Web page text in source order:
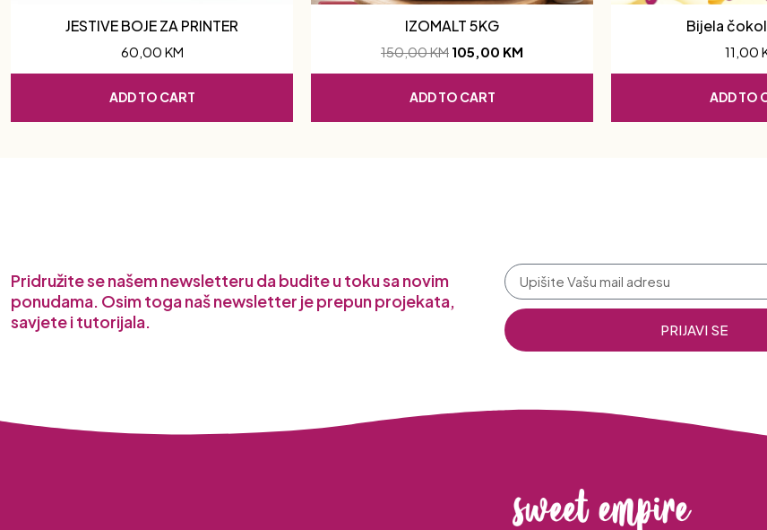
JESTIVE BOJE ZA PRINTER
60,00 KM
ADD TO CART
IZOMALT 5KG
150,00KM 105,00 KM
ADD TO CART
Bijela
11,00
ADD TO
Pridružite se našem newsletteru da budite u toku sa novim
ponudama. Osim toga naš newsletter je prepun projekata,
savjete i tutorijala.
PRIJAVI SE